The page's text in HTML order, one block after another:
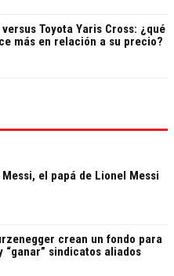
versus Toyota Yaris Cross: ¿qué
más en relación a su precio?
el papá de Lionel Messi
crean un fondo para
“ganar” sindicatos aliados